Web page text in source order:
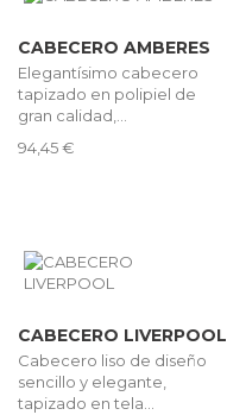
CABECERO AMBERES
Elegantísimo cabecero
tapizado en polipiel de
gran calidad,...
94,45 €
CABECERO LIVERPOOL
Cabecero liso de diseño
sencillo y elegante,
tapizado en tela...